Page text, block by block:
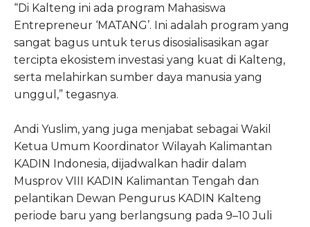
“Di Kalteng ini ada program Mahasiswa
Entrepreneur ‘MATANG’. Ini adalah program yang
sangat bagus untuk terus disosialisasikan agar
tercipta ekosistem investasi yang kuat di Kalteng,
serta melahirkan sumber daya manusia yang
unggul,” tegasnya.
Andi Yuslim, yang juga menjabat sebagai Wakil
Ketua Umum Koordinator Wilayah Kalimantan
KADIN Indonesia, dijadwalkan hadir dalam
Musprov VIII KADIN Kalimantan Tengah dan
pelantikan Dewan Pengurus KADIN Kalteng
periode baru yang berlangsung pada 9–10 Juli